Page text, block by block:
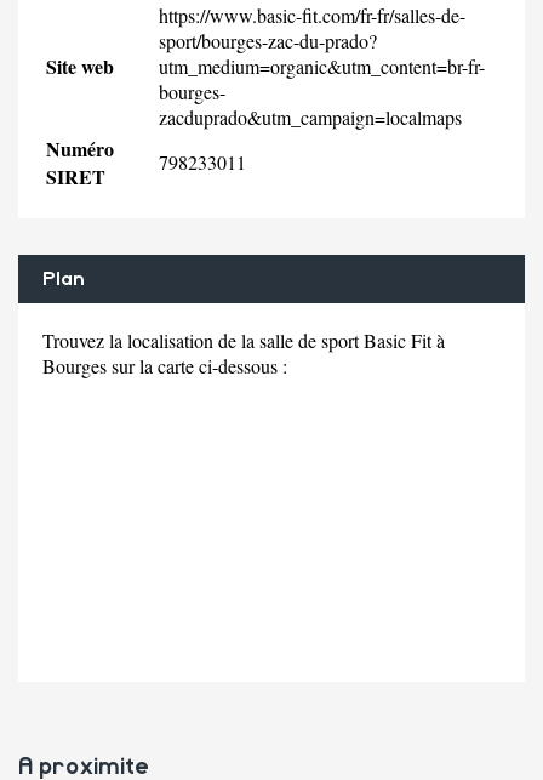
Site web
https://www.basic-fit.com/fr-fr/salles-de-
sport/bourges-zac-du-prado?
utm_medium=organic&utm_content=br-fr-
bourges-
zacduprado&utm_campaign=localmaps
Numéro
SIRET
798233011
Plan
Trouvez la localisation de la salle de sport Basic Fit à
Bourges sur la carte ci-dessous :
A proximite